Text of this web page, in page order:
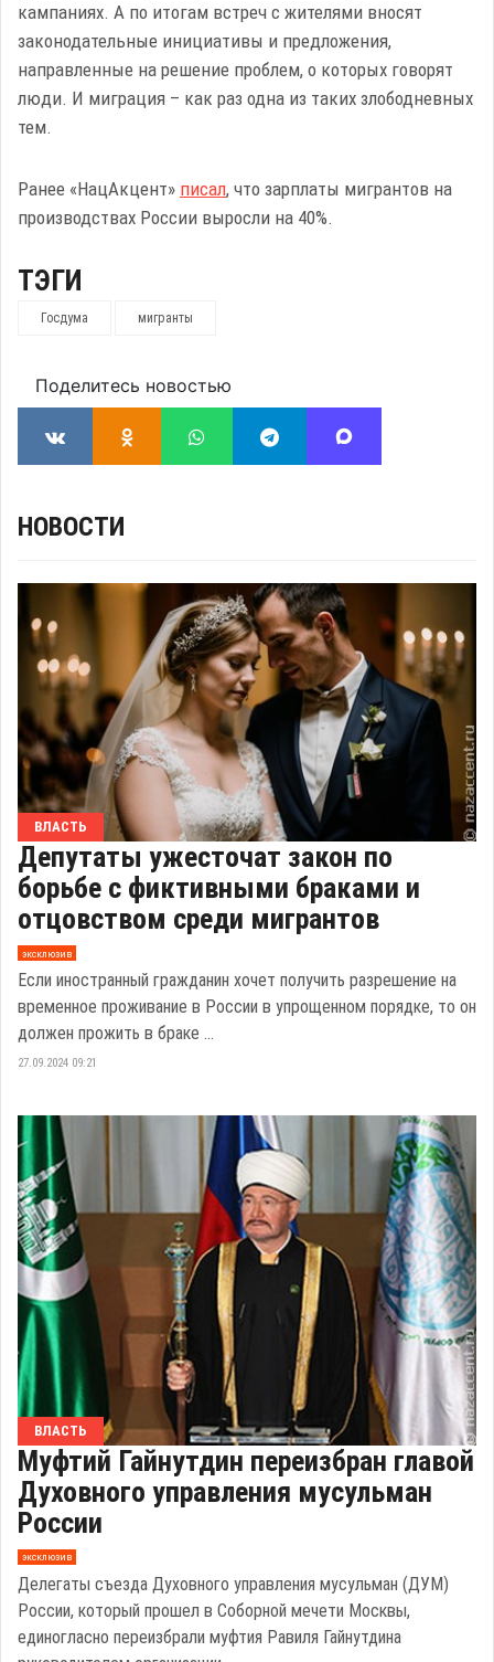
кампаниях. А по итогам встреч с жителями вносят
законодательные инициативы и предложения,
направленные на решение проблем, о которых говорят
люди. И миграция – как раз одна из таких злободневных
тем.
Ранее «НацАкцент» писал, что зарплаты мигрантов на
производствах России выросли на 40%.
ТЭГИ
Госдума мигранты
Поделитесь новостью
НОВОСТИ
ВЛАСТЬ
Депутаты ужесточат закон по
борьбе с фиктивными браками и
отцовством среди мигрантов
эксклюзив
Если иностранный гражданин хочет получить разрешение на
временное проживание в России в упрощенном порядке, то он
должен прожить в браке ...
27.09.2024 09:21
ВЛАСТЬ
Муфтий Гайнутдин переизбран главой
Духовного управления мусульман
России
эксклюзив
Делегаты съезда Духовного управления мусульман (ДУМ)
России, который прошел в Соборной мечети Москвы,
единогласно переизбрали муфтия Равиля Гайнутдина